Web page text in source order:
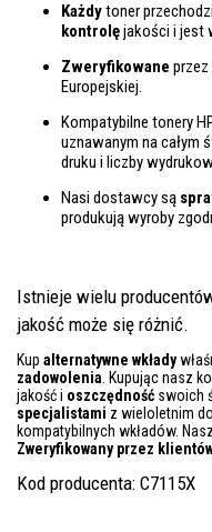
Każdytoner
kontrolęjakości i jest
Zweryfikowane
Europejskiej.
Kompatybilne tonery
uznawanym na całym
druku i liczby
Nasi dostawcy są
produkują wyroby
Istnieje wielu
jakość może się różnić.
Kup alternatywne wkłady
zadowolenia . Kupując nasz
jakość i oszczędność swoich
specjalistami z wieloletnim
kompatybilnych wkładów.
Zweryfikowany przez
Kod producenta: C7115X